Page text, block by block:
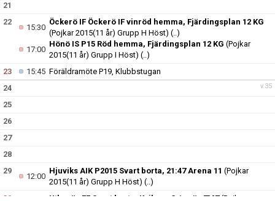
21
22
15:30
Öckerö IF Öckerö IF vinröd hemma, Fjärdingsplan 12 KG
(Pojkar 2015(11 år) Grupp H Höst) (..)
17:00
Hönö IS P15 Röd hemma, Fjärdingsplan 12 KG (Pojkar
2015(11 år) Grupp I Höst) (..)
23
15:45 Föräldramöte P19, Klubbstugan
v.35
24
25
26
27
28
29
12:00
Hjuviks AIK P2015 Svart borta, 21:47 Arena 11 (Pojkar
2015(11 år) Grupp H Höst) (..)
30
Utbynäs FF Svart borta, Kviberg 3:1 gräs 7M7(Pojkar